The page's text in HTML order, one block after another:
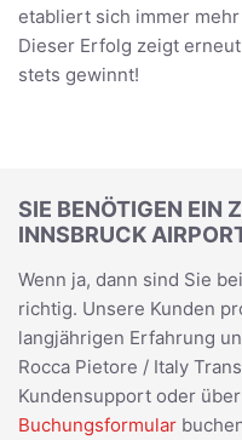
etabliert sich immer
Dieser Erfolg zeigt
stets gewinnt!
SIE BENÖTIGEN EIN
INNSBRUCK
Wenn ja, dann sind Sie
richtig. Unsere Kunden
langjährigen Erfahrung
Rocca Pietore / Italy
Kundensupport oder
Buchungsformular